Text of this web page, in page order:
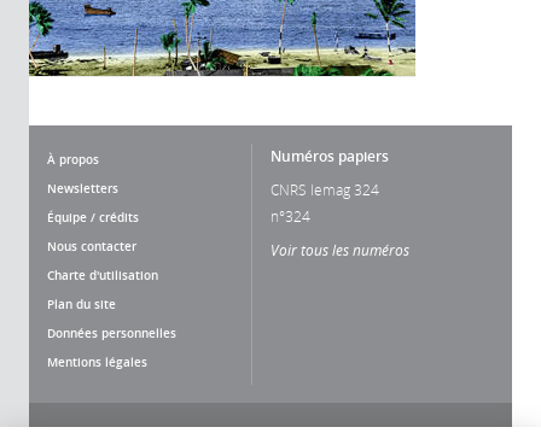
À propos
Newsletters
Équipe / crédits
Nous contacter
Charte d'utilisation
Plan du site
Données personnelles
Mentions légales
Numéros papiers
CNRS lemag 324
n°324
Voir tous les numéros